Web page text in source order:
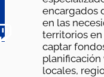
encargados
en las
territorios en
captar
locales,